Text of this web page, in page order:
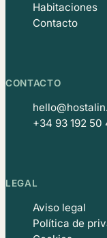
Habitaciones
Contacto
CONTACTO
+34 93 192 50
LEGAL
Aviso legal
Política de